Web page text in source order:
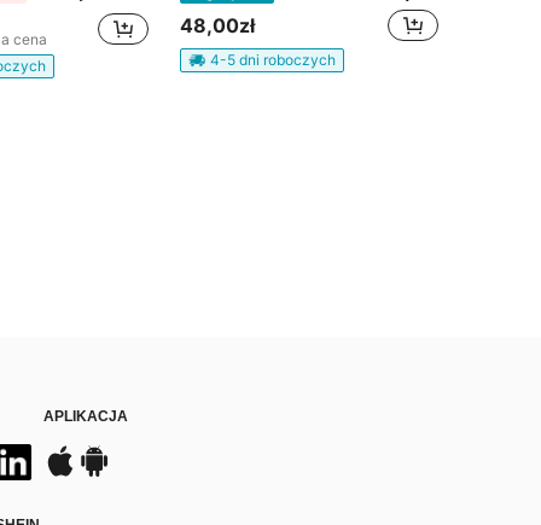
cena
48,00zł
4-5 dni roboczych
APLIKACJA